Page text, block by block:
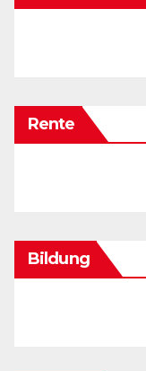
Rente
Bildung